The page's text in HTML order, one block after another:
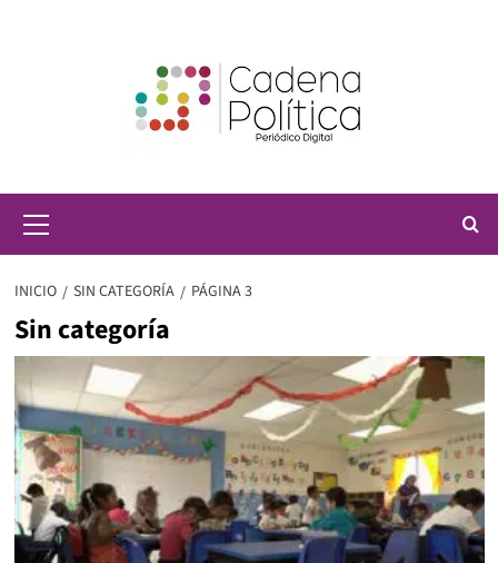
principal
INICIO SIN CATEGORÍA PÁGINA 3
Sin categoría